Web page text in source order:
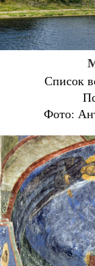
Список
Фото: